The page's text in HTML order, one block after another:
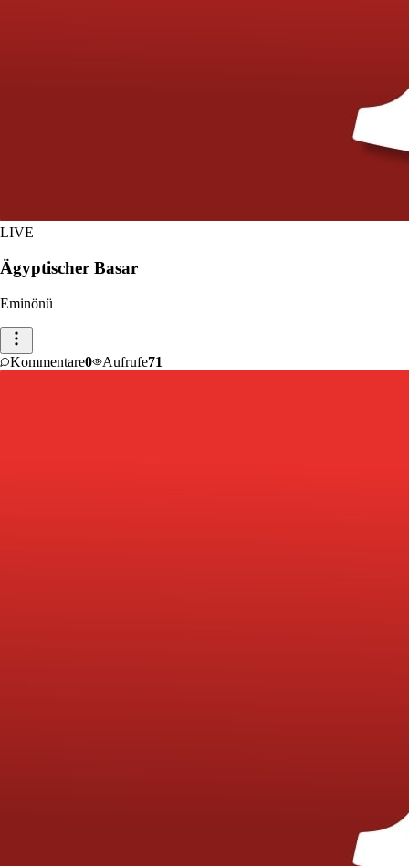
LIVE
Ägyptischer Basar
Eminönü
Kommentare0 Aufrufe71